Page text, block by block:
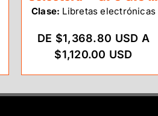
Clase: Libretas electrónicas
DE $1,368.80 USD A
$1,120.00 USD